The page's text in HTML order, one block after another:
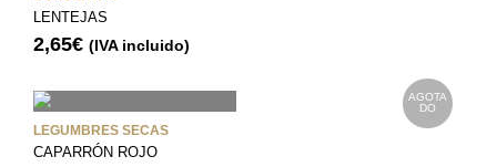
LENTEJAS
2,65€ (IVA incluido)
AGOTA
DO
LEGUMBRES SECAS
CAPARRÓN ROJO